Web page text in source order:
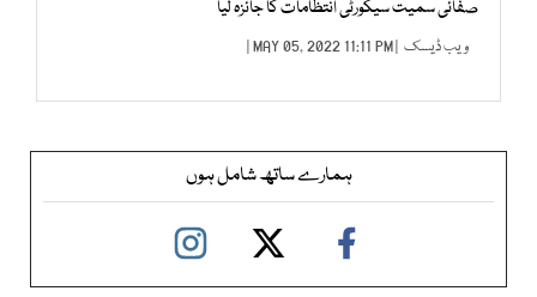
صفائی سمیت سیکورٹی انتظامات کا جائزہ لیا
ویب ڈیسک | MAY 05, 2022 11:11 PM |
ہمارے ساتھ شامل ہوں